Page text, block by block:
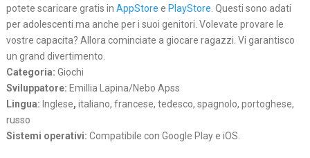
potete scaricare gratis in AppStore e PlayStore. Questi sono adati
per adolescenti ma anche per i suoi genitori. Volevate provare le
vostre capacita? Allora cominciate a giocare ragazzi. Vi garantisco
un grand divertimento.
Categoria: Giochi
Sviluppatore: Emillia Lapina/Nebo Apss
Lingua: Inglese, italiano, francese, tedesco, spagnolo, portoghese,
russo
Sistemi operativi: Compatibile con Google Play e iOS.